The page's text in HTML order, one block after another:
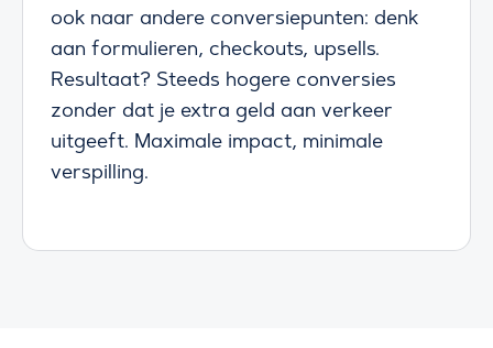
ook naar andere conversiepunten: denk
aan formulieren, checkouts, upsells.
Resultaat? Steeds hogere conversies
zonder dat je extra geld aan verkeer
uitgeeft. Maximale impact, minimale
verspilling.